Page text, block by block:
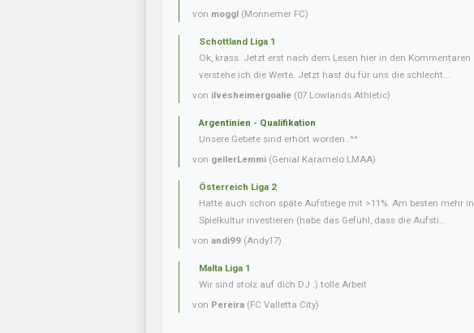
von moggl (Monnemer FC)
Schottland Liga 1
Ok, krass. Jetzt erst nach dem Lesen hier in den Kommentaren
verstehe ich die Werte. Jetzt hast du für uns die schlecht...
von ilvesheimergoalie (07 Lowlands Athletic)
Argentinien - Qualifikation
Unsere Gebete sind erhört worden..^^
von geilerLemmi (Genial Karamelo LMAA)
Österreich Liga 2
Hatte auch schon späte Aufstiege mit >11%. Am besten mehr in
Spielkultur investieren (habe das Gefühl, dass die Aufsti...
von andi99 (Andy17)
Malta Liga 1
Wir sind stolz auf dich DJ :) tolle Arbeit
von Pereira (FC Valletta City)